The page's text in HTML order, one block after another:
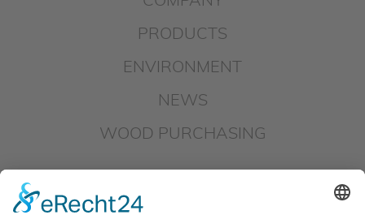
PRODUCTS
ENVIRONMENT
NEWS
WOOD PURCHASING